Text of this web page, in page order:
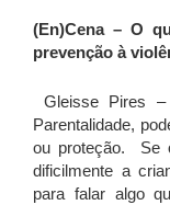
(En)Cena – O
prevenção à
Gleisse Pires
Parentalidade,
ou proteção. Se
dificilmente a
para falar algo